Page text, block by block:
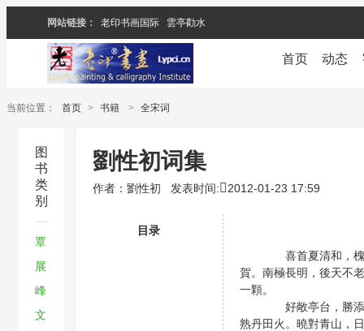
网站链接： 老印书画国际 雲亭勸水
首页 动态
当前位置： 首页 > 书籍 > 全宋词
图
书
类
别
覃
展
峰
文
劉性初词集
作者：劉性初 发表时间: 2012-01-23 17:59
目录
喜首夏清和，槐綠
賀。南極長明，後天不
一顆。
好敞亭台，勝添花
熟丹田火。曉對青山，